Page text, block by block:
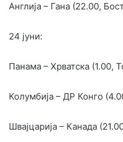
Англија – Гана (22.00,
24 јуни:
Панама – Хрватска (1.00,
Колумбија – ДР Конго
Швајцарија – Канада